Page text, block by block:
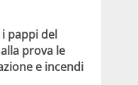
pappi del
prova le
e incendi